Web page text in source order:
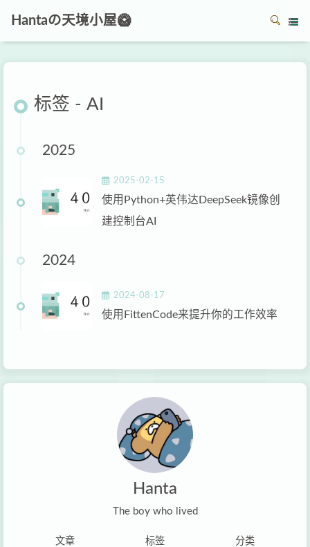
Hantaの天境小屋🥝
标签 - AI
2025
2025-02-15
使用Python+英伟达DeepSeek镜像创
建控制台AI
2024
2024-08-17
使用FittenCode来提升你的工作效率
Hanta
The boy who lived
文章 标签 分类